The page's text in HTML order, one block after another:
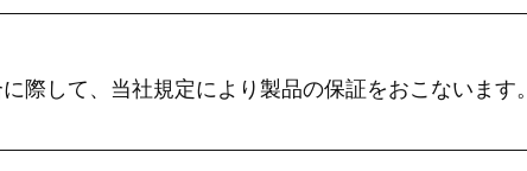
際して、当社規定により製品の保証をおこないます。